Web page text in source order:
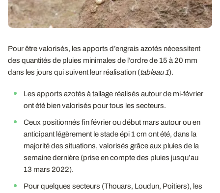
Pour être valorisés, les apports d’engrais azotés nécessitent
des quantités de pluies minimales de l’ordre de 15 à 20 mm
dans les jours qui suivent leur réalisation (tableau 1).
Les apports azotés à tallage réalisés autour de mi-février
ont été bien valorisés pour tous les secteurs.
Ceux positionnés fin février ou début mars autour ou en
anticipant légèrement le stade épi 1 cm ont été, dans la
majorité des situations, valorisés grâce aux pluies de la
semaine dernière (prise en compte des pluies jusqu’au
13 mars 2022).
Pour quelques secteurs (Thouars, Loudun, Poitiers), les